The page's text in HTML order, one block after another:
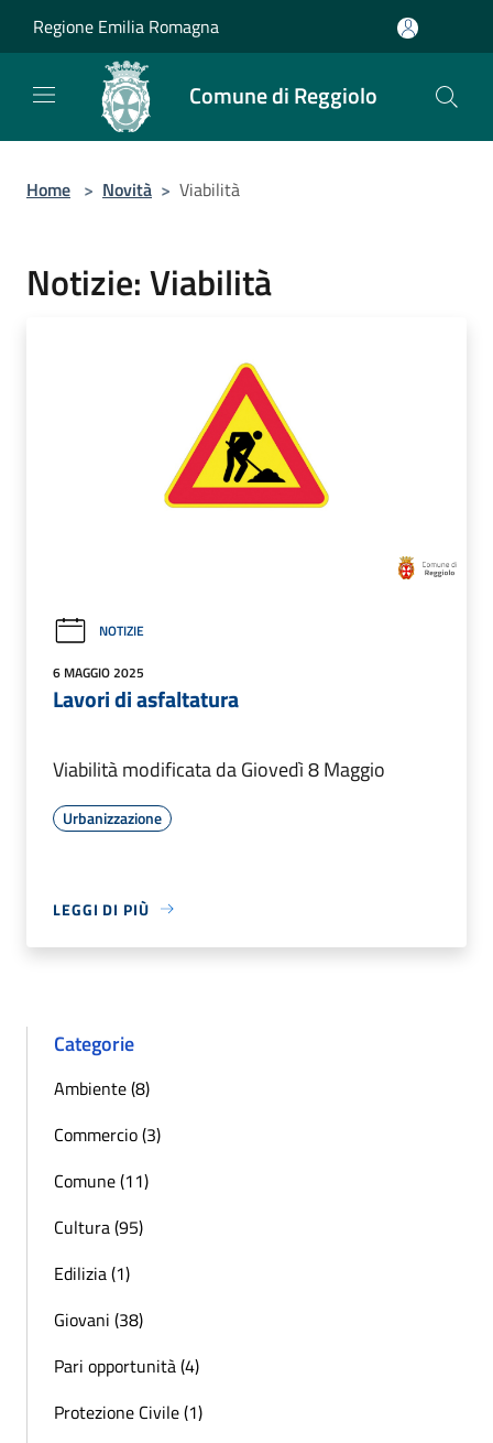
Regione Emilia Romagna
Comune di Reggiolo
Home > Novità > Viabilità
Notizie: Viabilità
NOTIZIE
6 MAGGIO 2025
Lavori di asfaltatura
Viabilità modificata da Giovedì 8 Maggio
Urbanizzazione
LEGGI DI PIÙ
Categorie
Ambiente (8)
Commercio (3)
Comune (11)
Cultura (95)
Edilizia (1)
Giovani (38)
Pari opportunità (4)
Protezione Civile (1)